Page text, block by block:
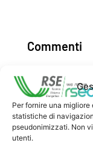
Per fornire una
statistiche di
pseudonimizzati. Non
utenti.
Commenti